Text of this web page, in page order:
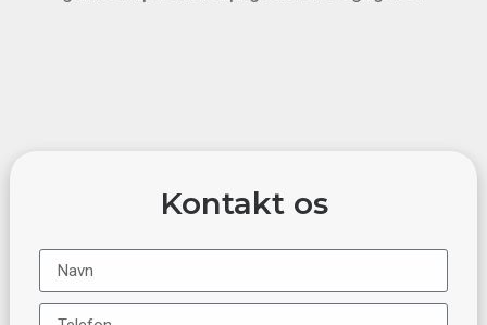
Kontakt os